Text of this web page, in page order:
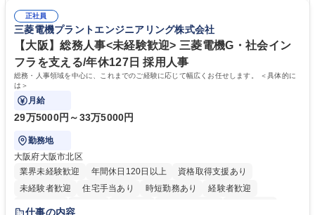
の他に担当頂く業務が発生する場合があります。 募集職種 【営業事務】
業務職/三井物産グループ/平均残業時間10H/完全週休2日
ション力がある方。 ・チャレンジを厭わず、粘り強く業務に取り組める
方。多様な関係者と謙虚に信頼関係を構築でき、期限を意識したスケジュ
ール管理が出来る方。※将来的に他部署（営業部門、コーポレート部門）
へのジョブローテーションの可能性があります。 学歴・資格 学歴：大学
院 大学 語学力： 資格：宅地建物取引士
正社員
三菱電機プラントエンジニアリング株式会社
【大阪】総務人事<未経験歓迎> 三菱電機G・社会イン
フラを支える/年休127日 採用人事
総務・人事領域を中心に、これまでのご経験に応じて幅広くお任せします。 ＜具体的に
は＞
月給
29万5000円～33万5000円
勤務地
大阪府大阪市北区
業界未経験歓迎
年間休日120日以上
資格取得支援あり
未経験者歓迎
住宅手当あり 時短勤務あり
経験者歓迎
退職金あり
仕事の内容